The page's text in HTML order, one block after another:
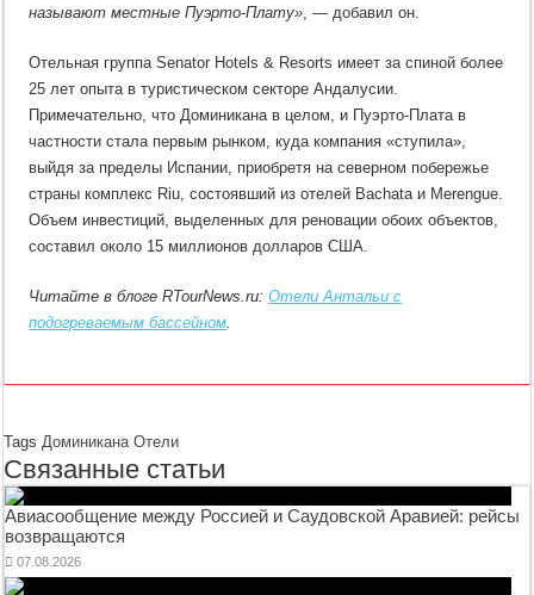
называют местные Пуэрто-Плату», — добавил он.
Отельная группа Senator Hotels & Resorts имеет за спиной более
25 лет опыта в туристическом секторе Андалусии.
Примечательно, что Доминикана в целом, и Пуэрто-Плата в
частности стала первым рынком, куда компания «ступила»,
выйдя за пределы Испании, приобретя на северном побережье
страны комплекс Riu, состоявший из отелей Bachata и Merengue.
Объем инвестиций, выделенных для реновации обоих объектов,
составил около 15 миллионов долларов США.
Читайте в блоге RTourNews.ru:Отели Антальи с
подогреваемым бассейном.
TagsДоминикана Отели
Связанные статьи
Авиасообщение между Россией и Саудовской Аравией: рейсы
возвращаются
07.08.2026